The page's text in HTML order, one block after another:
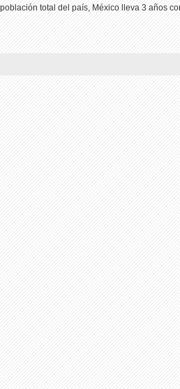
total del país, México lleva 3 años